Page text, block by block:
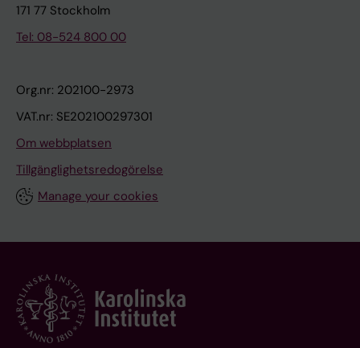
171 77 Stockholm
Tel: 08-524 800 00
Org.nr: 202100-2973
VAT.nr: SE202100297301
Om webbplatsen
Tillgänglighetsredogörelse
Manage your cookies